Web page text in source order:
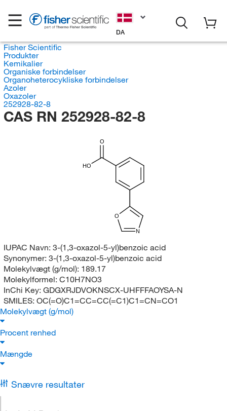
DA
Fisher Scientific
Produkter
Kemikalier
Organiske forbindelser
Organoheterocykliske forbindelser
Azoler
Oxazoler
252928-82-8
CAS RN 252928-82-8
O
HO
N
O
IUPAC Navn: 3-(1,3-oxazol-5-yl)benzoic acid
Synonymer: 3-(1,3-oxazol-5-yl)benzoic acid
Molekylvægt (g/mol): 189.17
Molekylformel: C10H7NO3
InChi Key: GDGXRJDVOKNSCX-UHFFFAOYSA-N
SMILES: OC(=O)C1=CC=CC(=C1)C1=CN=CO1
Molekylvægt (g/mol)
Procent renhed
Mængde
Snævre resultater